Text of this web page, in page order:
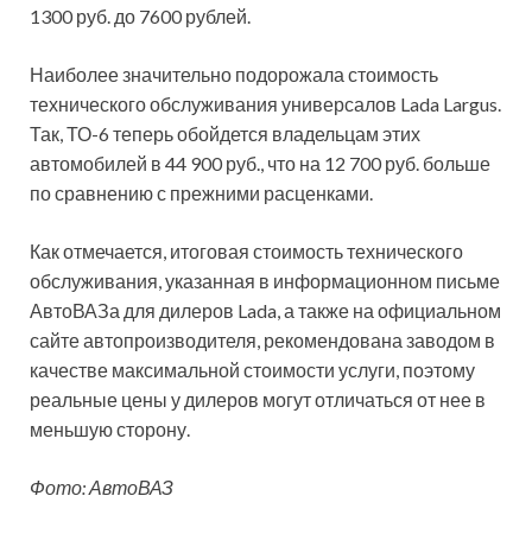
1300 руб. до 7600 рублей.
Наиболее значительно подорожала стоимость
технического обслуживания универсалов Lada Largus.
Так, ТО-6 теперь обойдется владельцам этих
автомобилей в 44 900 руб., что на 12 700 руб. больше
по сравнению с прежними расценками.
Как отмечается, итоговая стоимость технического
обслуживания, указанная в информационном письме
АвтоВАЗа для дилеров Lada, а также на официальном
сайте автопроизводителя, рекомендована заводом в
качестве максимальной стоимости услуги, поэтому
реальные цены у дилеров могут отличаться от нее в
меньшую сторону.
Фото: АвтоВАЗ